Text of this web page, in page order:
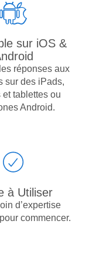
sur iOS &
réponses aux
sur des iPads,
et tablettes ou
Android.
à Utiliser
d’expertise
commencer.